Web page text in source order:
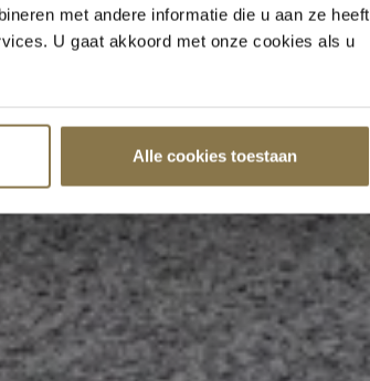
met andere informatie die u aan ze heeft
U gaat akkoord met onze cookies als u
Alle cookies toestaan